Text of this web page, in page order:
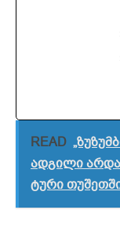
READ
ადგილი
ტური